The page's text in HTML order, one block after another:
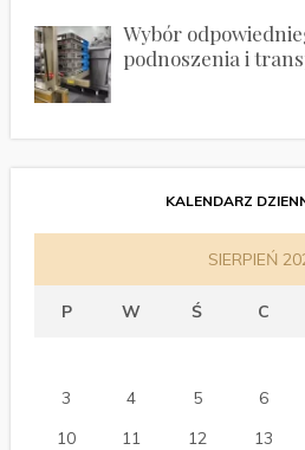
Wybór
podnoszenia i
KALENDARZ
SIERPIEŃ
P W Ś C
3
4 5 6
10
11 12 13